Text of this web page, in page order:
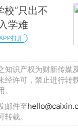
“只出不
学难
打开
知识产权为财新传媒
经许可，禁止进行转
邮件至
载。